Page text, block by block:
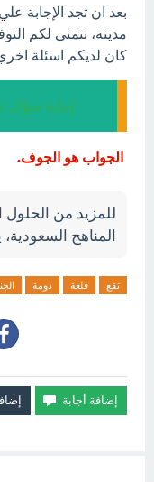
بعد ان تجد الإجابة
مدينة، نتمنى لكم
كان لديكم اسئلة
إجابة سؤال
الجواب هو الجوف.
للمزيد من
المناهج
تقع قلعة دومة